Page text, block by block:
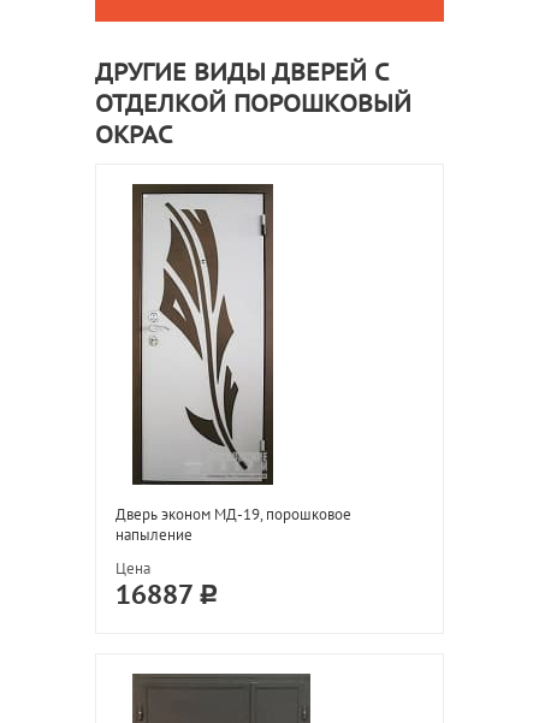
ДРУГИЕ ВИДЫ ДВЕРЕЙ С
ОТДЕЛКОЙ ПОРОШКОВЫЙ
ОКРАС
Дверь эконом МД-19, порошковое
напыление
Цена
16887